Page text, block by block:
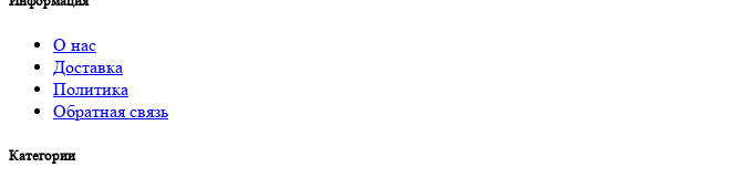
О нас
Доставка
Политика
Обратная связь
Категории